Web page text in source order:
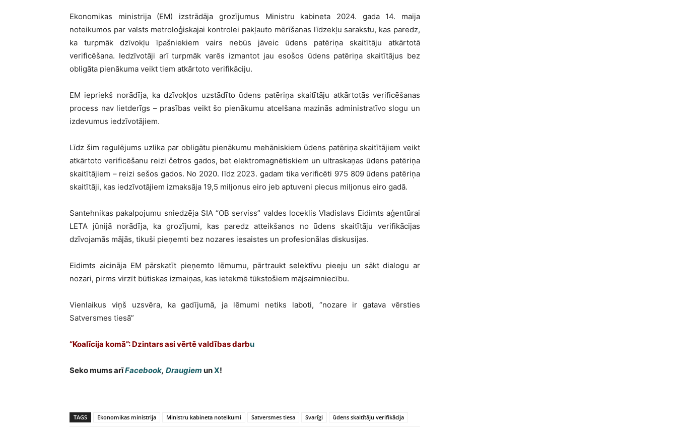
Ekonomikas ministrija (EM) izstrādāja grozījumus Ministru kabineta 2024. gada 14. maija
noteikumos par valsts metroloģiskajai kontrolei pakļauto mērīšanas līdzekļu sarakstu, kas paredz,
ka turpmāk dzīvokļu īpašniekiem vairs nebūs jāveic ūdens patēriņa skaitītāju atkārtotā
verificēšana. Iedzīvotāji arī turpmāk varēs izmantot jau esošos ūdens patēriņa skaitītājus bez
obligāta pienākuma veikt tiem atkārtoto verifikāciju.
EM iepriekš norādīja, ka dzīvokļos uzstādīto ūdens patēriņa skaitītāju atkārtotās verificēšanas
process nav lietderīgs – prasības veikt šo pienākumu atcelšana mazinās administratīvo slogu un
izdevumus iedzīvotājiem.
Līdz šim regulējums uzlika par obligātu pienākumu mehāniskiem ūdens patēriņa skaitītājiem veikt
atkārtoto verificēšanu reizi četros gados, bet elektromagnētiskiem un ultraskaņas ūdens patēriņa
skaitītājiem – reizi sešos gados. No 2020. līdz 2023. gadam tika verificēti 975 809 ūdens patēriņa
skaitītāji, kas iedzīvotājiem izmaksāja 19,5 miljonus eiro jeb aptuveni piecus miljonus eiro gadā.
Santehnikas pakalpojumu sniedzēja SIA “OB serviss” valdes loceklis Vladislavs Eidimts aģentūrai
LETA jūnijā norādīja, ka grozījumi, kas paredz atteikšanos no ūdens skaitītāju verifikācijas
dzīvojamās mājās, tikuši pieņemti bez nozares iesaistes un profesionālas diskusijas.
Eidimts aicināja EM pārskatīt pieņemto lēmumu, pārtraukt selektīvu pieeju un sākt dialogu ar
nozari, pirms virzīt būtiskas izmaiņas, kas ietekmē tūkstošiem mājsaimniecību.
Vienlaikus viņš uzsvēra, ka gadījumā, ja lēmumi netiks laboti, “nozare ir gatava vērsties
Satversmes tiesā”
“Koalīcija komā”: Dzintars asi vērtē valdības darbu
Seko mums arīFacebook, Draugiem unX!
TAGS Ekonomikas ministrija Ministru kabineta noteikumi Satversmes tiesa Svarīgi ūdens skaitītāju verifikācija